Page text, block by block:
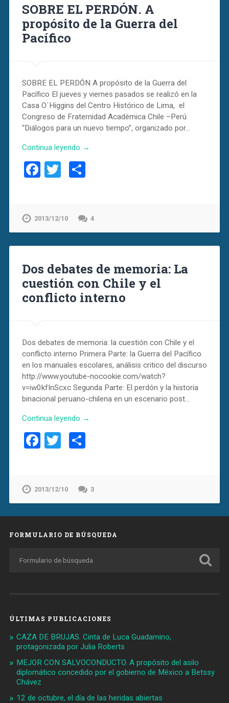
SOBRE EL PERDÓN. A
propósito de la Guerra del
Pacífico
SOBRE EL PERDÓN A propósito de la Guerra del
Pacífico El jueves y viernes pasados se realizó en la
Casa O´Higgins del Centro Histórico de Lima, el
Congreso de Fraternidad Académica Chile –Perú
“Diálogos para un nuevo tiempo”, organizado por…
Continua leyendo →
Facebook
Twitter
2013/12/10 4
Dos debates de memoria: La
cuestión con Chile y el
conflicto interno
Dos debates de memoria: la cuestión con Chile y el
conflicto interno Primera Parte: la Guerra del Pacífico
en los manuales escolares, análisis critico del discurso
http://www.youtube-nocookie.com/watch?
v=iw0kfInScxc Segunda Parte: El perdón y la historia
binacional peruano-chilena en un escenario post…
Continua leyendo →
Facebook
Twitter
2013/12/10 3
FORMULARIO DE BÚSQUEDA
ÚLTIMAS PUBLICACIONES
CAZA DE BRUJAS. Cinta de Luca Guadamino,
protagonizada por Julia Roberts
MEJOR CON SALVOCONDUCTO. A propósito del asilo
diplomático concedido por el gobierno de México a Betssy
Chávez
12 de octubre, el día de las heridas abiertas